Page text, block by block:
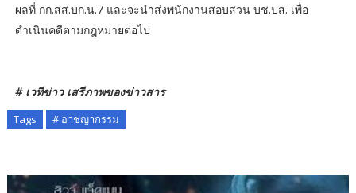
ผลที่ กก.สส.บก.น.7 และจะนำส่งพนักงานสอบสวน บช.ปส. เพื่อ
ดำเนินคดีตามกฎหมายต่อไป
# เวทีข่าว เสรีภาพของข่าวสาร
Tags # อาชญากรรม